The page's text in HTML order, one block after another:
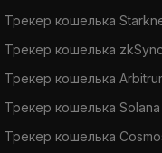
Трекер кошелька
Трекер кошелька zkSync
Трекер кошелька
Трекер кошелька Solana
Трекер кошелька